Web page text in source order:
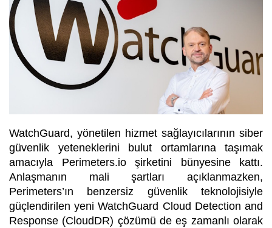
WatchGuard, yönetilen hizmet sağlayıcılarının siber
güvenlik yeteneklerini bulut ortamlarına taşımak
amacıyla Perimeters.io şirketini bünyesine kattı.
Anlaşmanın mali şartları açıklanmazken,
Perimeters’ın benzersiz güvenlik teknolojisiyle
güçlendirilen yeni WatchGuard Cloud Detection and
Response (CloudDR) çözümü de eş zamanlı olarak